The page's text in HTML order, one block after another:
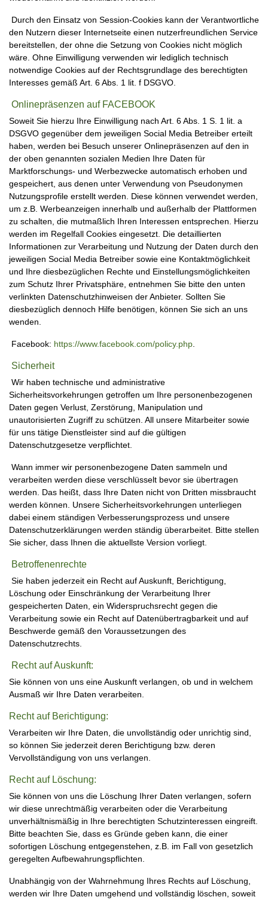
Durch den Einsatz von Session-Cookies kann der Verantwortliche
den Nutzern dieser Internetseite einen nutzerfreundlichen Service
bereitstellen, der ohne die Setzung von Cookies nicht möglich
wäre. Ohne Einwilligung verwenden wir lediglich technisch
notwendige Cookies auf der Rechtsgrundlage des berechtigten
Interesses gemäß Art. 6 Abs. 1 lit. f DSGVO.
Onlinepräsenzen auf FACEBOOK
Soweit Sie hierzu Ihre Einwilligung nach Art. 6 Abs. 1 S. 1 lit. a
DSGVO gegenüber dem jeweiligen Social Media Betreiber erteilt
haben, werden bei Besuch unserer Onlinepräsenzen auf den in
der oben genannten sozialen Medien Ihre Daten für
Marktforschungs- und Werbezwecke automatisch erhoben und
gespeichert, aus denen unter Verwendung von Pseudonymen
Nutzungsprofile erstellt werden. Diese können verwendet werden,
um z.B. Werbeanzeigen innerhalb und außerhalb der Plattformen
zu schalten, die mutmaßlich Ihren Interessen entsprechen. Hierzu
werden im Regelfall Cookies eingesetzt. Die detaillierten
Informationen zur Verarbeitung und Nutzung der Daten durch den
jeweiligen Social Media Betreiber sowie eine Kontaktmöglichkeit
und Ihre diesbezüglichen Rechte und Einstellungsmöglichkeiten
zum Schutz Ihrer Privatsphäre, entnehmen Sie bitte den unten
verlinkten Datenschutzhinweisen der Anbieter. Sollten Sie
diesbezüglich dennoch Hilfe benötigen, können Sie sich an uns
wenden.
Facebook: https://www.facebook.com/policy.php
Sicherheit
Wir haben technische und administrative
Sicherheitsvorkehrungen getroffen um Ihre personenbezogenen
Daten gegen Verlust, Zerstörung, Manipulation und
unautorisierten Zugriff zu schützen. All unsere Mitarbeiter sowie
für uns tätige Dienstleister sind auf die gültigen
Datenschutzgesetze verpflichtet.
Wann immer wir personenbezogene Daten sammeln und
verarbeiten werden diese verschlüsselt bevor sie übertragen
werden. Das heißt, dass Ihre Daten nicht von Dritten missbraucht
werden können. Unsere Sicherheitsvorkehrungen unterliegen
dabei einem ständigen Verbesserungsprozess und unsere
Datenschutzerklärungen werden ständig überarbeitet. Bitte stellen
Sie sicher, dass Ihnen die aktuellste Version vorliegt.
Betroffenenrechte
Sie haben jederzeit ein Recht auf Auskunft, Berichtigung,
Löschung oder Einschränkung der Verarbeitung Ihrer
gespeicherten Daten, ein Widerspruchsrecht gegen die
Verarbeitung sowie ein Recht auf Datenübertragbarkeit und auf
Beschwerde gemäß den Voraussetzungen des
Datenschutzrechts.
Recht auf Auskunft:
Sie können von uns eine Auskunft verlangen, ob und in welchem
Ausmaß wir Ihre Daten verarbeiten.
Recht auf Berichtigung:
Verarbeiten wir Ihre Daten, die unvollständig oder unrichtig sind,
so können Sie jederzeit deren Berichtigung bzw. deren
Vervollständigung von uns verlangen.
Recht auf Löschung:
Sie können von uns die Löschung Ihrer Daten verlangen, sofern
wir diese unrechtmäßig verarbeiten oder die Verarbeitung
unverhältnismäßig in Ihre berechtigten Schutzinteressen eingreift.
Bitte beachten Sie, dass es Gründe geben kann, die einer
sofortigen Löschung entgegenstehen, z.B. im Fall von gesetzlich
geregelten Aufbewahrungspflichten.
Unabhängig von der Wahrnehmung Ihres Rechts auf Löschung,
werden wir Ihre Daten umgehend und vollständig löschen, soweit